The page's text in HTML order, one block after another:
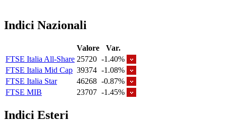
Indici Nazionali
Valore
Var.
FTSE Italia All-Share 25720 -1.40%
FTSE Italia Mid Cap 39374 -1.08%
FTSE Italia Star
46268 -0.87%
FTSE MIB
23707 -1.45%
Indici Esteri